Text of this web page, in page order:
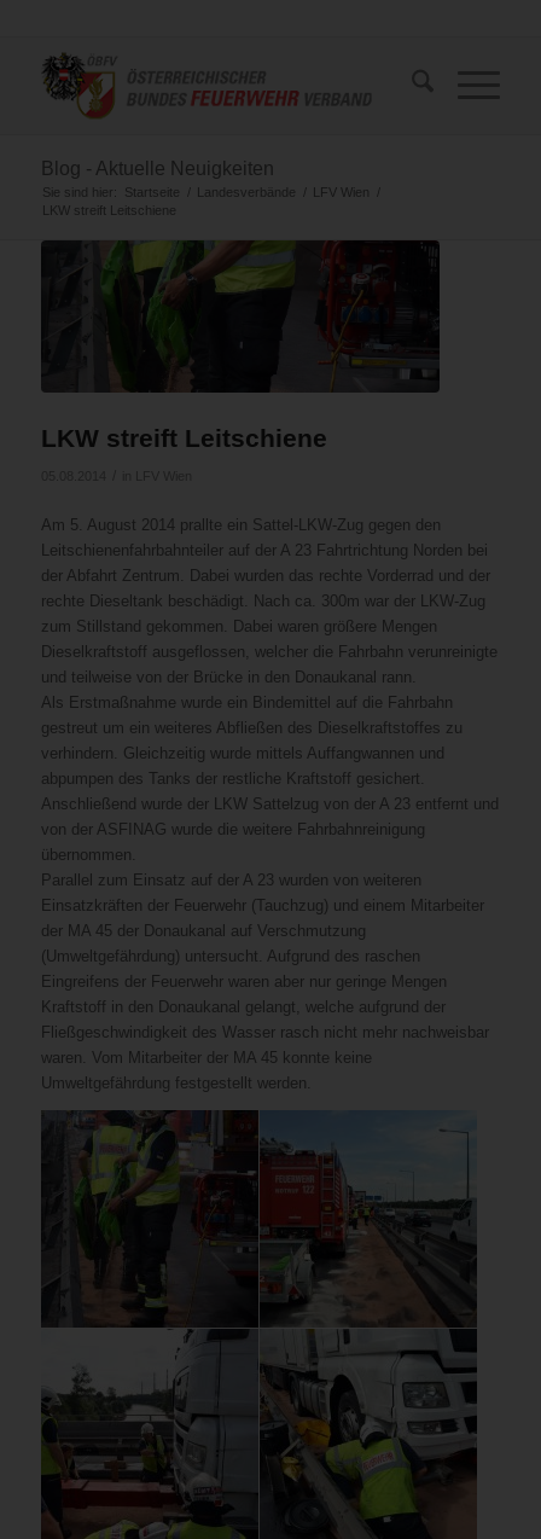
Blog - Aktuelle Neuigkeiten
Sie sind hier: Startseite / Landesverbände / LFV Wien
/
LKW streift Leitschiene
LKW streift Leitschiene
Am 5. August 2014 prallte ein Sattel-LKW-Zug gegen den
Leitschienenfahrbahnteiler auf der A 23 Fahrtrichtung Norden bei
der Abfahrt Zentrum. Dabei wurden das rechte Vorderrad und der
rechte Dieseltank beschädigt. Nach ca. 300m war der LKW-Zug
zum Stillstand gekommen. Dabei waren größere Mengen
Dieselkraftstoff ausgeflossen, welcher die Fahrbahn verunreinigte
und teilweise von der Brücke in den Donaukanal rann.
Als Erstmaßnahme wurde ein Bindemittel auf die Fahrbahn
gestreut um ein weiteres Abfließen des Dieselkraftstoffes zu
verhindern. Gleichzeitig wurde mittels Auffangwannen und
abpumpen des Tanks der restliche Kraftstoff gesichert.
Anschließend wurde der LKW Sattelzug von der A 23 entfernt und
von der ASFINAG wurde die weitere Fahrbahnreinigung
übernommen.
Parallel zum Einsatz auf der A 23 wurden von weiteren
Einsatzkräften der Feuerwehr (Tauchzug) und einem Mitarbeiter
der MA 45 der Donaukanal auf Verschmutzung
(Umweltgefährdung) untersucht. Aufgrund des raschen
Eingreifens der Feuerwehr waren aber nur geringe Mengen
Kraftstoff in den Donaukanal gelangt, welche aufgrund der
Fließgeschwindigkeit des Wasser rasch nicht mehr nachweisbar
waren. Vom Mitarbeiter der MA 45 konnte keine
Umweltgefährdung festgestellt werden.